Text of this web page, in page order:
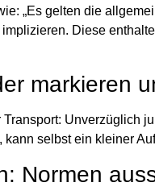
„Es gelten die
Diese
markieren
Unverzüglich
selbst ein kleiner
Normen